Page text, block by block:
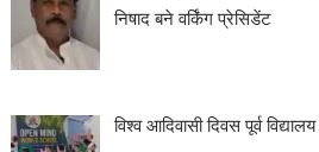
निषाद बने वर्किंग प्रेसिडेंट
विश्व आदिवासी दिवस पूर्व